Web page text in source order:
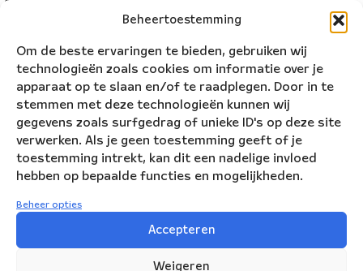
Beheertoestemming
Om de beste ervaringen te bieden, gebruiken wij
technologieën zoals cookies om informatie over je
apparaat op te slaan en/of te raadplegen. Door in te
stemmen met deze technologieën kunnen wij
gegevens zoals surfgedrag of unieke ID's op deze site
verwerken. Als je geen toestemming geeft of je
toestemming intrekt, kan dit een nadelige invloed
hebben op bepaalde functies en mogelijkheden.
Beheer opties
Accepteren
Weigeren
achter verstopte
en er waren ook
visjes in de erg
heldere zee en dat
inspiratie.
winnaar van
de
Publieksprijs!
Klik
'Ik
akkoord'